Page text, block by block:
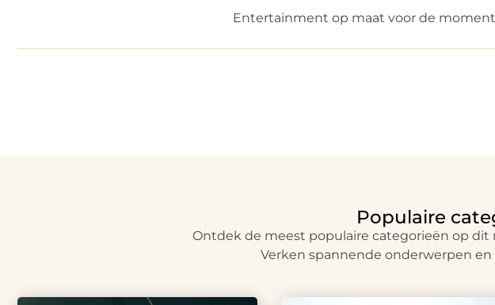
Entertainment op maat voor de
Populaire
Ontdek de meest populaire categorieën op
Verken spannende onderwerpen